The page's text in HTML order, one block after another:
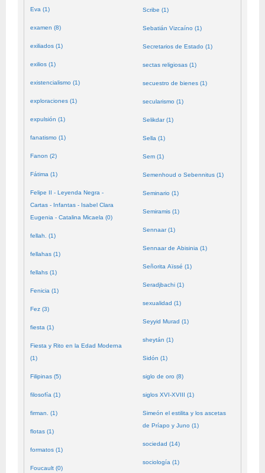
Eva (1)
examen (8)
exiliados (1)
exilios (1)
existencialismo (1)
exploraciones (1)
expulsión (1)
fanatismo (1)
Fanon (2)
Fátima (1)
Felipe II - Leyenda Negra -
Cartas - Infantas - Isabel Clara
Eugenia - Catalina Micaela (0)
fellah. (1)
fellahas (1)
fellahs (1)
Fenicia (1)
Fez (3)
fiesta (1)
Fiesta y Rito en la Edad Moderna
(1)
Filipinas (5)
filosofía (1)
firman. (1)
flotas (1)
formatos (1)
Foucault (0)
Scribe (1)
Sebatián Vizcaíno (1)
Secretarios de Estado (1)
sectas religiosas (1)
secuestro de bienes (1)
secularismo (1)
Selikdar (1)
Sella (1)
Sem (1)
Semenhoud o Sebennitus (1)
Seminario (1)
Semiramis (1)
Sennaar (1)
Sennaar de Abisinia (1)
Señorita Aïssé (1)
Seradjbachi (1)
sexualidad (1)
Seyyid Murad (1)
sheytán (1)
Sidón (1)
siglo de oro (8)
siglos XVI-XVIII (1)
Simeón el estilita y los ascetas
de Príapo y Juno (1)
sociedad (14)
sociología (1)